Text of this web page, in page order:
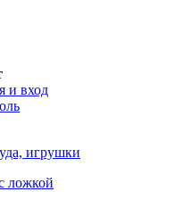
и вход
игрушки
ложкой